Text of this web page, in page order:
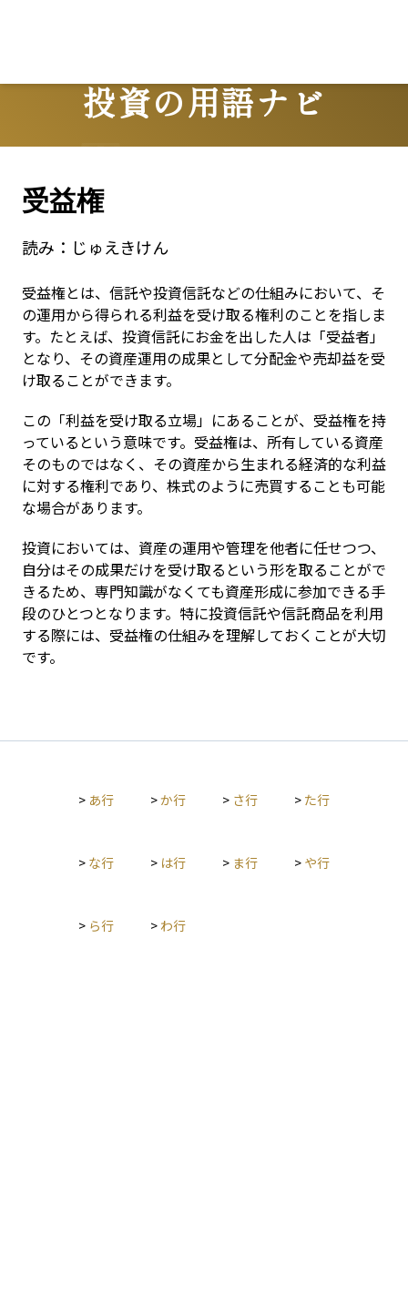
投資の用語ナビ
Terms
受益権
読み： じゅえきけん
受益権とは、信託や投資信託などの仕組みにおいて、そ
の運用から得られる利益を受け取る権利のことを指しま
す。たとえば、投資信託にお金を出した人は「受益者」
となり、その資産運用の成果として分配金や売却益を受
け取ることができます。
この「利益を受け取る立場」にあることが、受益権を持
っているという意味です。受益権は、所有している資産
そのものではなく、その資産から生まれる経済的な利益
に対する権利であり、株式のように売買することも可能
な場合があります。
投資においては、資産の運用や管理を他者に任せつつ、
自分はその成果だけを受け取るという形を取ることがで
きるため、専門知識がなくても資産形成に参加できる手
段のひとつとなります。特に投資信託や信託商品を利用
する際には、受益権の仕組みを理解しておくことが大切
です。
> あ行 >か行 > さ行 > た行
> な行 > は行 > ま行 > や行
> ら行 > わ行